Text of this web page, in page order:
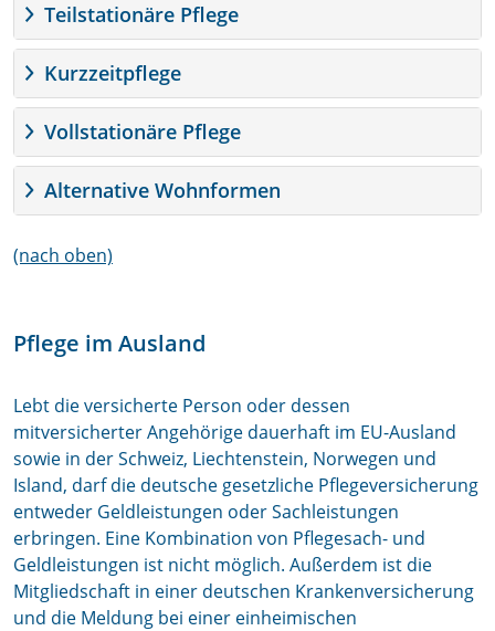
Teilstationäre Pflege
Kurzzeitpflege
Vollstationäre Pflege
Alternative Wohnformen
(nach oben)
Pflege im Ausland
Lebt die versicherte Person oder dessen
mitversicherter Angehörige dauerhaft im EU-Ausland
sowie in der Schweiz, Liechtenstein, Norwegen und
Island, darf die deutsche gesetzliche Pflegeversicherung
entweder Geldleistungen oder Sachleistungen
erbringen. Eine Kombination von Pflegesach- und
Geldleistungen ist nicht möglich. Außerdem ist die
Mitgliedschaft in einer deutschen Krankenversicherung
und die Meldung bei einer einheimischen